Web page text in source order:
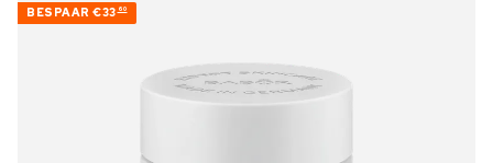
BESPAAR €33 60